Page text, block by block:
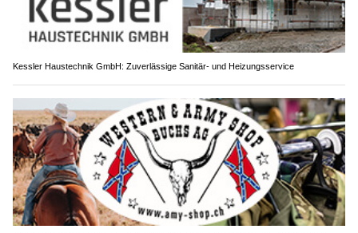
Kessler Haustechnik GmbH: Zuverlässige Sanitär- und Heizungsservice